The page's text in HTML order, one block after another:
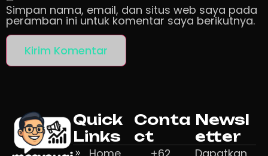
Simpan nama, email, dan situs web saya pada
peramban ini untuk komentar saya berikutnya.
Quick
Links
Conta
ct
Newsl
etter